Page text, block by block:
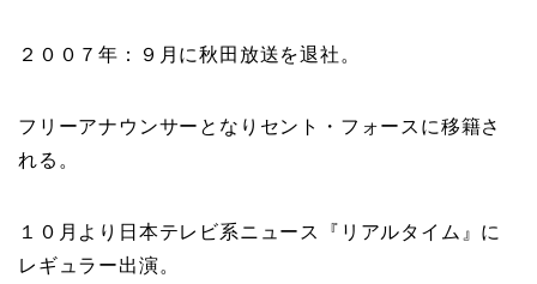
２００７年：９月に秋田放送を退社。
フリーアナウンサーとなりセント・フォースに移籍さ
れる。
１０月より日本テレビ系ニュース『リアルタイム』に
レギュラー出演。